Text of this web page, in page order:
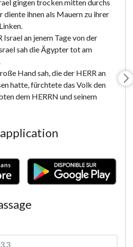
gingen trocken mitten durchs
diente ihnen als Mauern zu ihrer
an jenem Tage von der
sah die Ägypter tot am
Hand sah, die der HERR an
hatte, fürchtete das Volk den
dem HERRN und seinem